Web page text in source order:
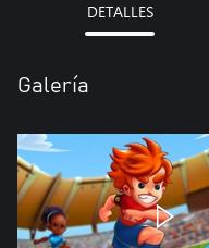
DETALLES
Galería